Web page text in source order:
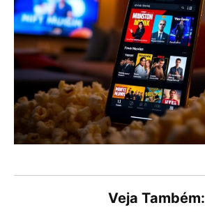
Veja Também: